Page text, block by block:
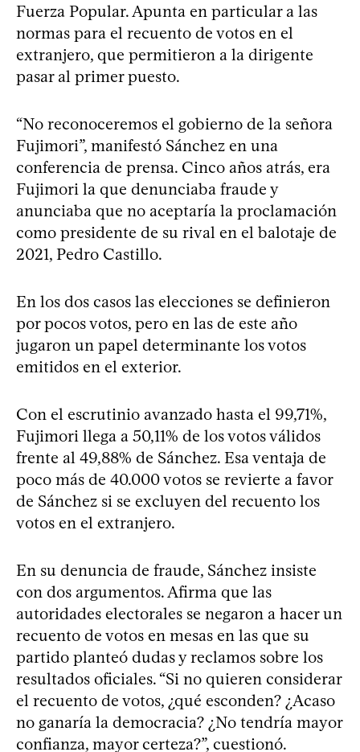
Fuerza Popular. Apunta en particular a las
normas para el recuento de votos en el
extranjero, que permitieron a la dirigente
pasar al primer puesto.
“No reconoceremos el gobierno de la señora
Fujimori”, manifestó Sánchez en una
conferencia de prensa. Cinco años atrás, era
Fujimori la que denunciaba fraude y
anunciaba que no aceptaría la proclamación
como presidente de su rival en el balotaje de
2021, Pedro Castillo.
En los dos casos las elecciones se definieron
por pocos votos, pero en las de este año
jugaron un papel determinante los votos
emitidos en el exterior.
Con el escrutinio avanzado hasta el 99,71%,
Fujimori llega a 50,11% de los votos válidos
frente al 49,88% de Sánchez. Esa ventaja de
poco más de 40.000 votos se revierte a favor
de Sánchez si se excluyen del recuento los
votos en el extranjero.
En su denuncia de fraude, Sánchez insiste
con dos argumentos. Afirma que las
autoridades electorales se negaron a hacer un
recuento de votos en mesas en las que su
partido planteó dudas y reclamos sobre los
resultados oficiales. “Si no quieren considerar
el recuento de votos, ¿qué esconden? ¿Acaso
no ganaría la democracia? ¿No tendría mayor
confianza, mayor certeza?”, cuestionó.